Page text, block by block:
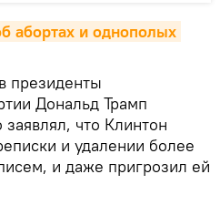
абортах и однополых
президенты
Дональд Трамп
что Клинтон
и удалении более
и даже пригрозил ей